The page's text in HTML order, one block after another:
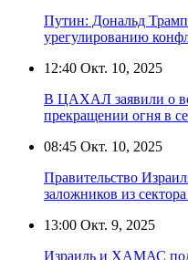
Путин: Дональд Трамп
урегулированию
12:40 Окт. 10, 2025
В ЦАХАЛ заявили о
прекращении огня в
08:45 Окт. 10, 2025
Правительство
заложников из сектора
13:00 Окт. 9, 2025
Израиль и ХАМАС